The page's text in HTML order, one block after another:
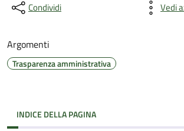
Condividi Vedi
Argomenti
Trasparenza amministrativa
INDICE DELLA PAGINA